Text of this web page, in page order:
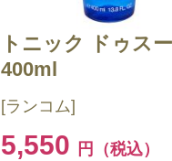
トニック ドゥス
400ml
[ランコム]
5,550 円（税込）